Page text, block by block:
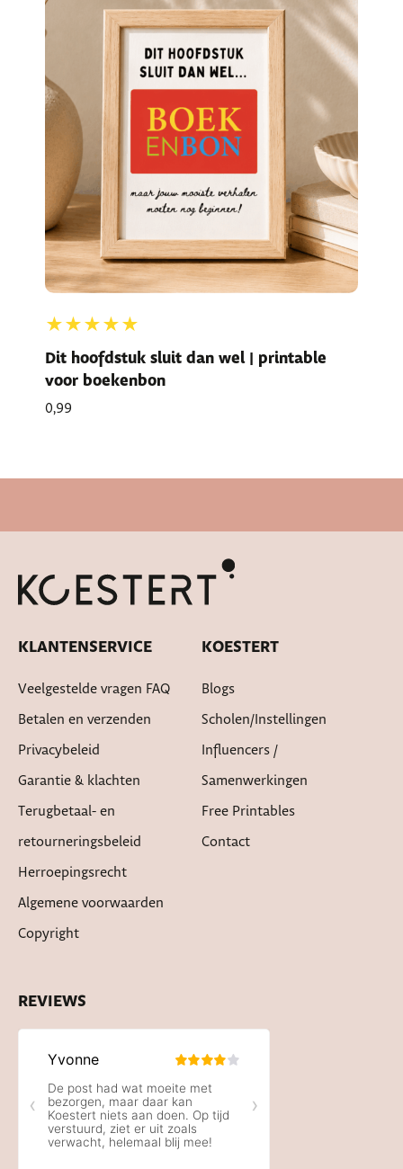
★★★★★
Dit hoofdstuk sluit dan wel | printable
voor boekenbon
0,99
Cadeautje bij bestelling
KLANTENSERVICE
Veelgestelde vragen FAQ
Betalen en verzenden
Privacybeleid
Garantie & klachten
Terugbetaal- en
retourneringsbeleid
Herroepingsrecht
Algemene voorwaarden
Copyright
KOESTERT
Blogs
Scholen/instellingen
Influencers /
Samenwerkingen
Free Printables
Contact
REVIEWS